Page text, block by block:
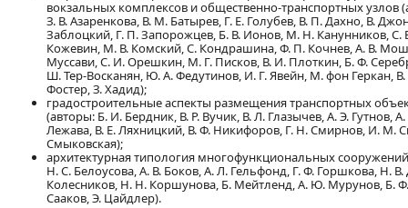
вокзальных комплексов и общественно-транспортных узлов
З. В. Азаренкова, В. М. Батырев, Г. Е. Голубев, В. П. Дахно, В.
Заблоцкий, Г. П. Запорожцев, Б. В. Ионов, М. Н. Канунников, С.
Кожевин, М. В. Комский, С. Кондрашина, Ф. П. Кочнев, А. В.
Муссави, С. И. Орешкин, М. Г. Писков, В. И. Плоткин, Б. Ф.
Ш. Тер-Восканян, Ю. А. Федутинов, И. Г. Явейн, М. фон Геркан,
Фостер, З. Хадид);
градостроительные аспекты размещения транспортных
(авторы: Б. И. Бердник, В. Р. Вучик, В. Л. Глазычев, А. Э. Гутнов,
Лежава, В. Е. Ляхницкий, В. Ф. Никифоров, Г. Н. Смирнов, И. М.
Смыковская);
архитектурная типология многофункциональных
Н. С. Белоусова, А. В. Боков, А. Л. Гельфонд, Г. Ф. Горшкова, Н.
Колесников, Н. Н. Коршунова, Б. Мейтленд, А. Ю. Мурунов, Б.
Сааков, Э. Цайдлер).